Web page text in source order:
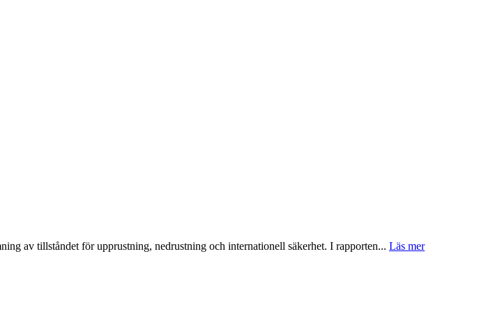
av tillståndet för upprustning, nedrustning och internationell säkerhet. I rapporten... Läs mer